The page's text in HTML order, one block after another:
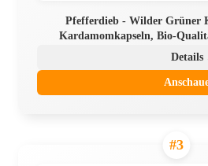
Pfefferdieb - Wilder Grüner
Kardamomkapseln, Bio-
Details
#3